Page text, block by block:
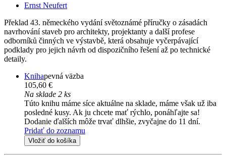
Ernst Neufert
Překlad 43. německého vydání světoznámé příručky o zásadách
navrhování staveb pro architekty, projektanty a další profese
odborníků činných ve výstavbě, která obsahuje vyčerpávající
podklady pro jejich návrh od dispozičního řešení až po technické
detaily.
Knihapevná väzba
105,60 €
Na sklade 2 ks
Túto knihu máme síce aktuálne na sklade, máme však už iba
posledné kusy. Ak ju chcete mať rýchlo, ponáhľajte sa!
Dodanie ďalších môže trvať dlhšie, zvyčajne do 11 dní.
Pridať do zoznamu
Vložiť do košíka